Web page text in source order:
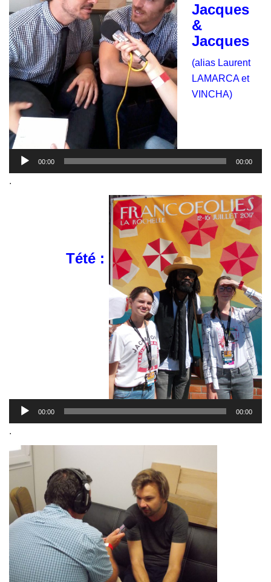
Jacques
&
Jacques
(alias Laurent
LAMARCA et
VINCHA)
00:00 00:00
.
Tété :
00:00 00:00
.